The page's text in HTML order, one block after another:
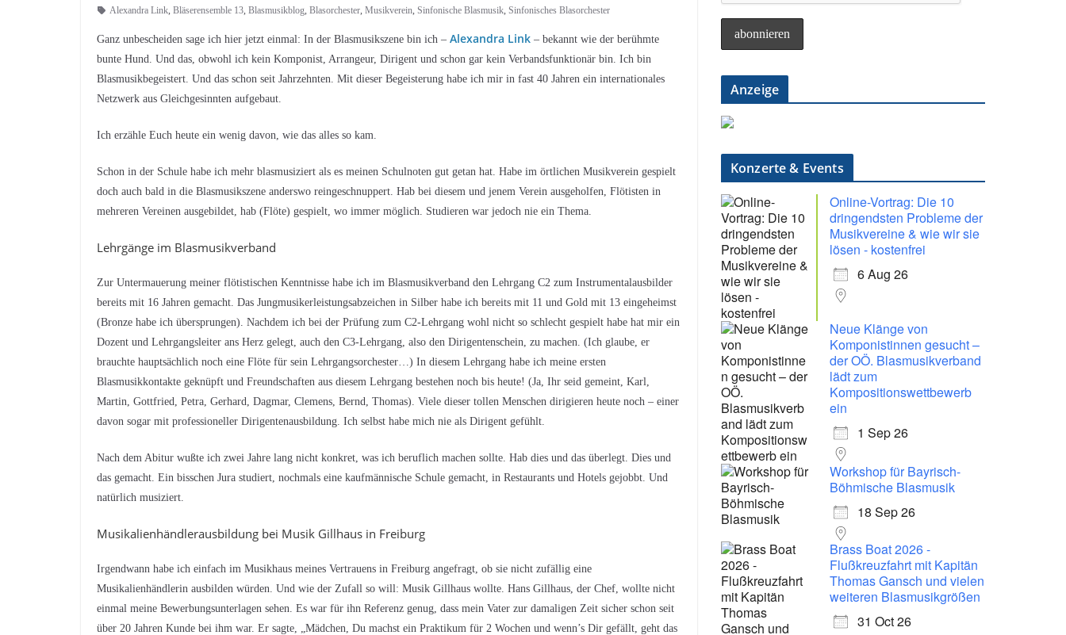
Alexandra Link Bläserensemble 13 Blasmusikblog Blasorchester Musikverein Sinfonische Blasmusik Sinfonisches Blasorchester
Ganz unbescheiden sage ich hier jetzt einmal: In der Blasmusikszene bin ich – Alexandra Link – bekannt wie der berühmte
bunte Hund. Und das, obwohl ich kein Komponist, Arrangeur, Dirigent und schon gar kein Verbandsfunktionär bin. Ich bin
Blasmusikbegeistert. Und das schon seit Jahrzehnten. Mit dieser Begeisterung habe ich mir in fast 40 Jahren ein internationales
Netzwerk aus Gleichgesinnten aufgebaut.
Ich erzähle Euch heute ein wenig davon, wie das alles so kam.
Schon in der Schule habe ich mehr blasmusiziert als es meinen Schulnoten gut getan hat. Habe im örtlichen Musikverein gespielt
doch auch bald in die Blasmusikszene anderswo reingeschnuppert. Hab bei diesem und jenem Verein ausgeholfen, Flötisten in
mehreren Vereinen ausgebildet, hab (Flöte) gespielt, wo immer möglich. Studieren war jedoch nie ein Thema.
Lehrgänge im Blasmusikverband
Zur Untermauerung meiner flötistischen Kenntnisse habe ich im Blasmusikverband den Lehrgang C2 zum Instrumentalausbilder
bereits mit 16 Jahren gemacht. Das Jungmusikerleistungsabzeichen in Silber habe ich bereits mit 11 und Gold mit 13 eingeheimst
(Bronze habe ich übersprungen). Nachdem ich bei der Prüfung zum C2-Lehrgang wohl nicht so schlecht gespielt habe hat mir ein
Dozent und Lehrgangsleiter ans Herz gelegt, auch den C3-Lehrgang, also den Dirigentenschein, zu machen. (Ich glaube, er
brauchte hauptsächlich noch eine Flöte für sein Lehrgangsorchester…) In diesem Lehrgang habe ich meine ersten
Blasmusikkontakte geknüpft und Freundschaften aus diesem Lehrgang bestehen noch bis heute! (Ja, Ihr seid gemeint, Karl,
Martin, Gottfried, Petra, Gerhard, Dagmar, Clemens, Bernd, Thomas). Viele dieser tollen Menschen dirigieren heute noch – einer
davon sogar mit professioneller Dirigentenausbildung. Ich selbst habe mich nie als Dirigent gefühlt.
Nach dem Abitur wußte ich zwei Jahre lang nicht konkret, was ich beruflich machen sollte. Hab dies und das überlegt. Dies und
das gemacht. Ein bisschen Jura studiert, nochmals eine kaufmännische Schule gemacht, in Restaurants und Hotels gejobbt. Und
natürlich musiziert.
Musikalienhändlerausbildung bei Musik Gillhaus in Freiburg
Irgendwann habe ich einfach im Musikhaus meines Vertrauens in Freiburg angefragt, ob sie nicht zufällig eine
Musikalienhändlerin ausbilden würden. Und wie der Zufall so will: Musik Gillhaus wollte. Hans Gillhaus, der Chef, wollte nicht
einmal meine Bewerbungsunterlagen sehen. Es war für ihn Referenz genug, dass mein Vater zur damaligen Zeit sicher schon seit
über 20 Jahren Kunde bei ihm war. Er sagte, „Mädchen, Du machst ein Praktikum für 2 Wochen und wenn’s Dir gefällt, geht das
Anzeige
Konzerte & Events
Online-Vortrag: Die 10
dringendsten Probleme der
Musikvereine & wie wir sie
lösen - kostenfrei
6 Aug 26
Neue Klänge von
Komponistinnen gesucht –
der OÖ. Blasmusikverband
lädt zum
Kompositionswettbewerb
ein
1 Sep 26
Workshop für Bayrisch-
Böhmische Blasmusik
18 Sep 26
Brass Boat 2026 -
Flußkreuzfahrt mit Kapitän
Thomas Gansch und vielen
weiteren Blasmusikgrößen
31 Oct 26